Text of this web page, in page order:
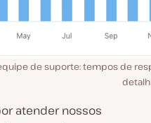
de suporte: tempos de
atender nossos